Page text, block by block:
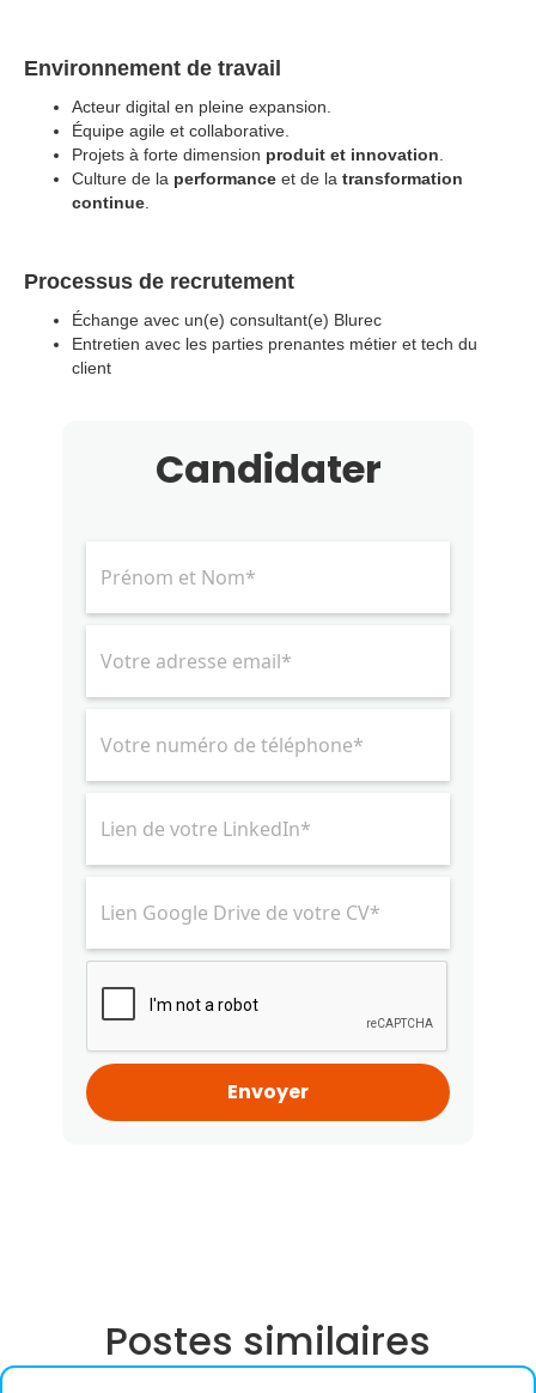
Environnement de travail
Acteur digital en pleine expansion.
Équipe agile et collaborative.
Projets à forte dimension produit et innovation
Culture de la performance et de la transformation
continue
Processus de recrutement
Échange avec un(e) consultant(e) Blurec
Entretien avec les parties prenantes métier et tech du
client
Candidater
Postes similaires